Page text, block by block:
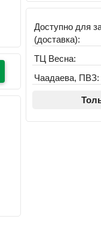
Доступно для
(доставка):
ТЦ Весна:
Чаадаева, ПВЗ: